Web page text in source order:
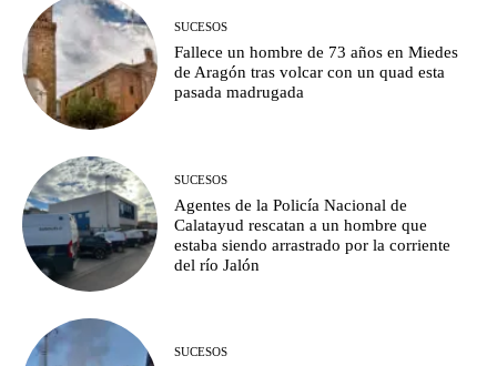
SUCESOS
Fallece un hombre de 73 años en Miedes
de Aragón tras volcar con un quad esta
pasada madrugada
SUCESOS
Agentes de la Policía Nacional de
Calatayud rescatan a un hombre que
estaba siendo arrastrado por la corriente
del río Jalón
SUCESOS